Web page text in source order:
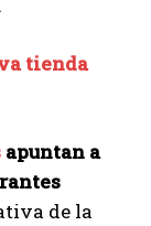
tienda
apuntan a
de la